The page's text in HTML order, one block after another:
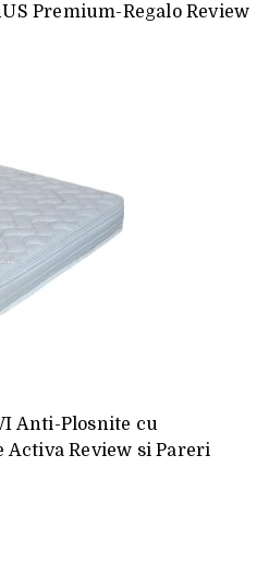
Premium-Regalo Review
Anti-Plosnite cu
Activa Review si Pareri